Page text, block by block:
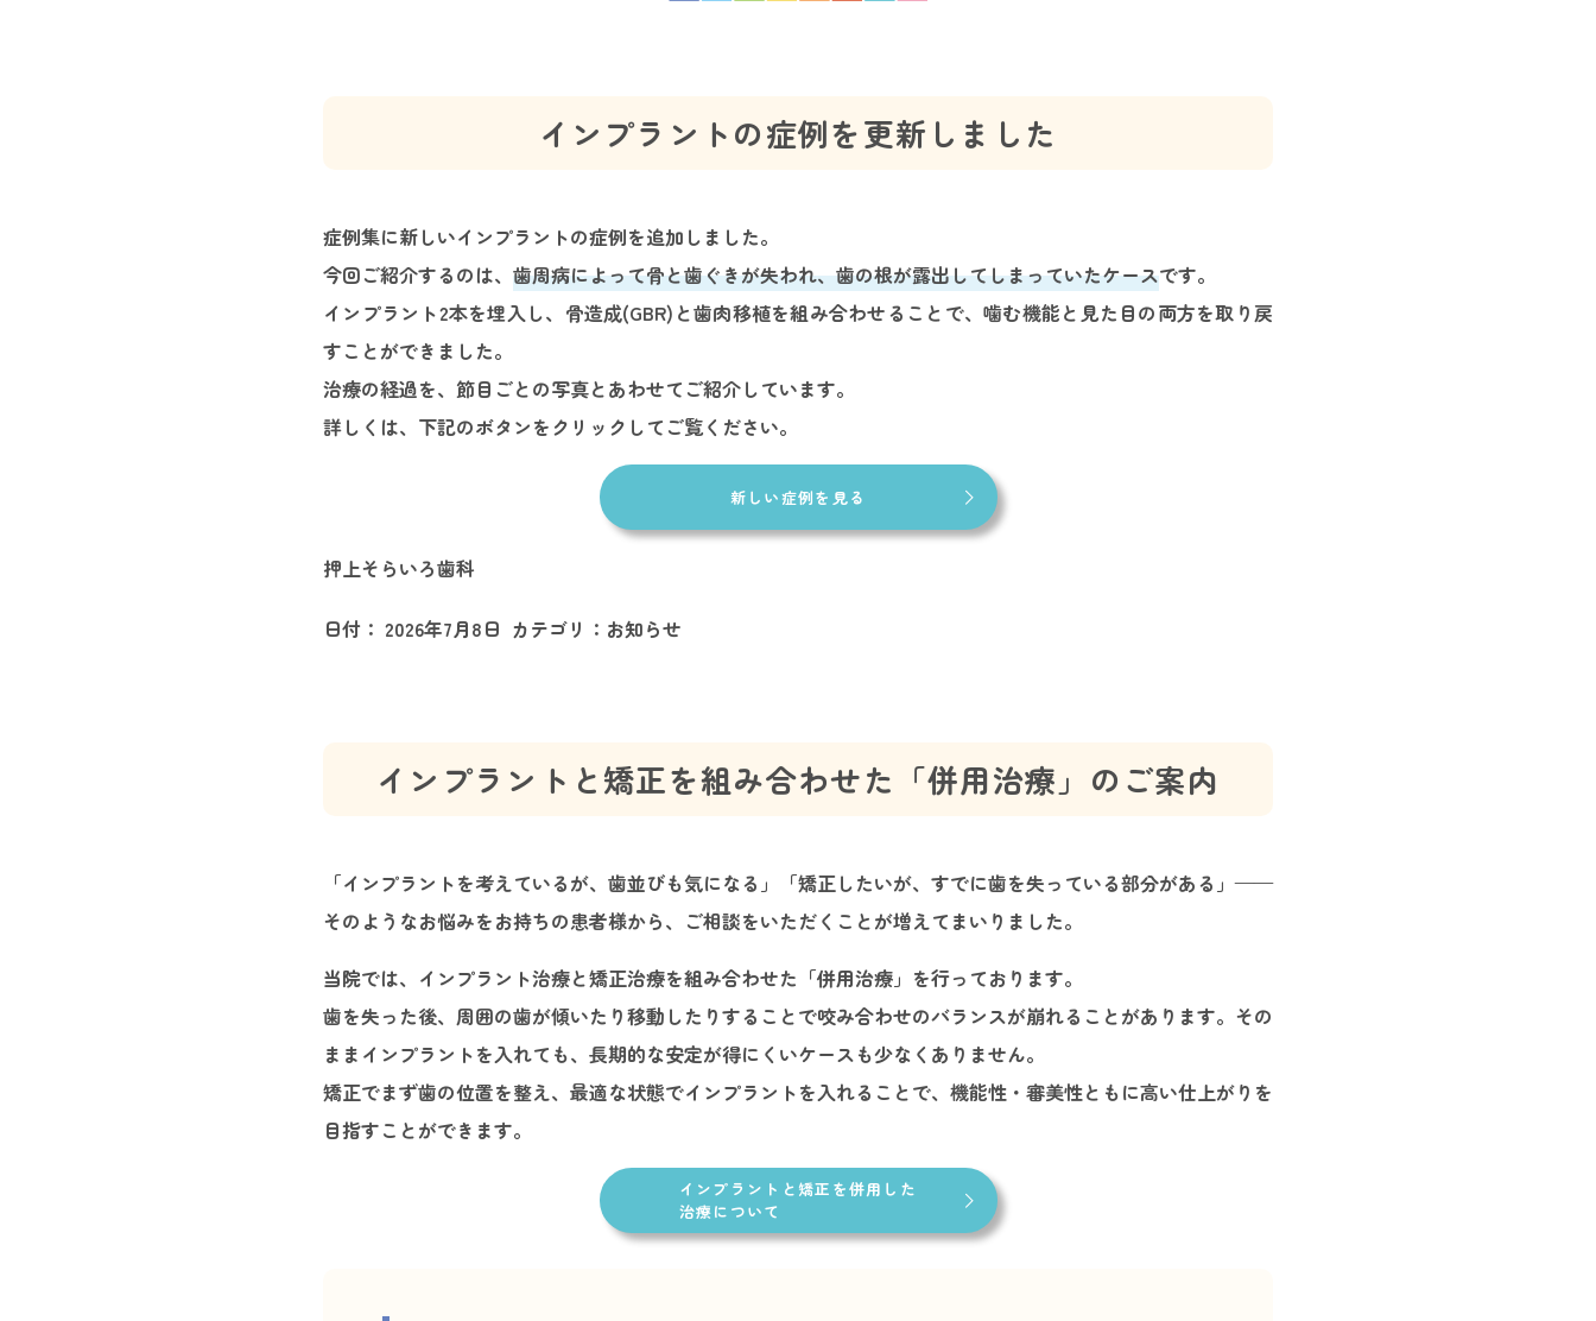
インプラントの症例を更新しました
症例集に新しいインプラントの症例を追加しました。
今回ご紹介するのは、 歯周病によって骨と歯ぐきが失われ、歯の根が露出してしまっていたケースです。
インプラント2本を埋入し、骨造成(GBR)と歯肉移植を組み合わせることで、噛む機能と見た目の両方を取り戻
すことができました。
治療の経過を、節目ごとの写真とあわせてご紹介しています。
詳しくは、下記のボタンをクリックしてご覧ください。
新しい症例を見る
押上そらいろ歯科
日付： 2026年7月8日 カテゴリ： お知らせ
インプラントと矯正を組み合わせた「併用治療」のご案内
「インプラントを考えているが、歯並びも気になる」「矯正したいが、すでに歯を失っている部分がある」——
そのようなお悩みをお持ちの患者様から、ご相談をいただくことが増えてまいりました。
当院では、インプラント治療と矯正治療を組み合わせた「併用治療」を行っております。
歯を失った後、周囲の歯が傾いたり移動したりすることで咬み合わせのバランスが崩れることがあります。その
ままインプラントを入れても、長期的な安定が得にくいケースも少なくありません。
矯正でまず歯の位置を整え、最適な状態でインプラントを入れることで、機能性・審美性ともに高い仕上がりを
目指すことができます。
インプラントと矯正を併用した
治療について